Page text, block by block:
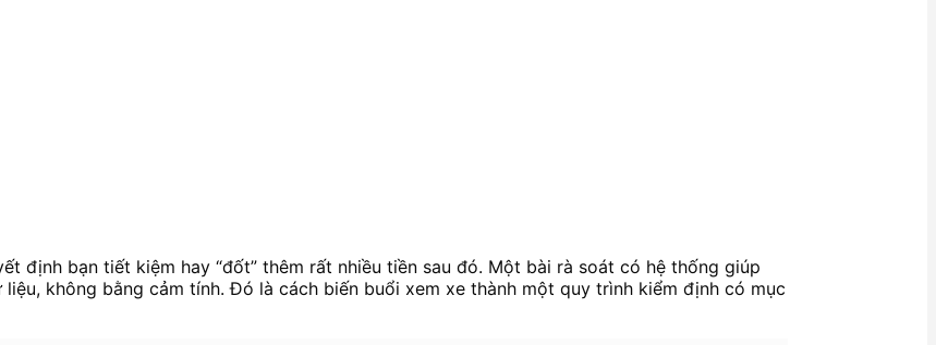
định bạn tiết kiệm hay “đốt” thêm rất nhiều tiền sau đó. Một bài rà soát có hệ thống giúp
không bằng cảm tính. Đó là cách biến buổi xem xe thành một quy trình kiểm định có mục